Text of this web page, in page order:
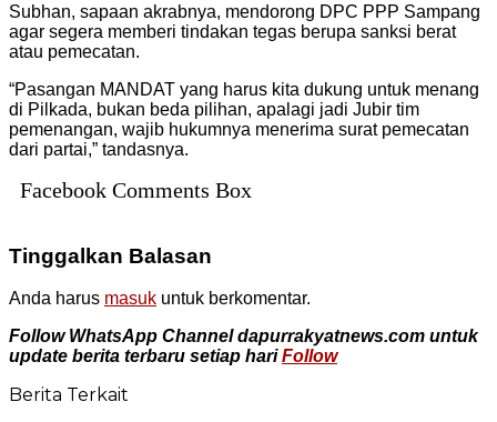
Subhan, sapaan akrabnya, mendorong DPC PPP Sampang
agar segera memberi tindakan tegas berupa sanksi berat
atau pemecatan.
“Pasangan MANDAT yang harus kita dukung untuk menang
di Pilkada, bukan beda pilihan, apalagi jadi Jubir tim
pemenangan, wajib hukumnya menerima surat pemecatan
dari partai,” tandasnya.
Facebook Comments Box
Tinggalkan Balasan
Anda harus masuk untuk berkomentar.
Follow WhatsApp Channel dapurrakyatnews.com untuk
update berita terbaru setiap hariFollow
Berita Terkait